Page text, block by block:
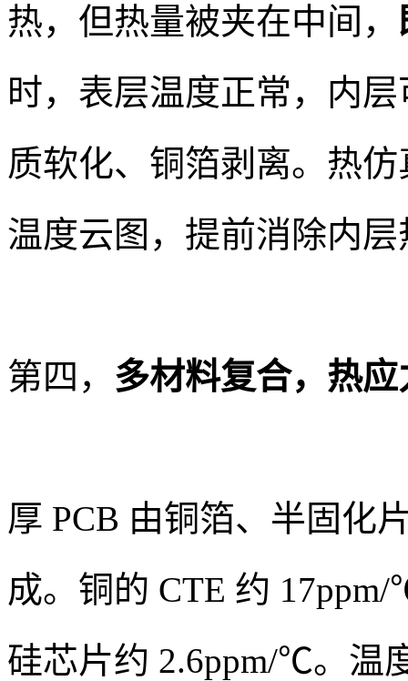
热，但热量被夹在中间，
时，表层温度正常，内
质软化、铜箔剥离。热
温度云图，提前消除内
第四， 多材料复合，热
厚 PCB 由铜箔、半固化
成。铜的 CTE 约
硅芯片约 2.6ppm/℃。温